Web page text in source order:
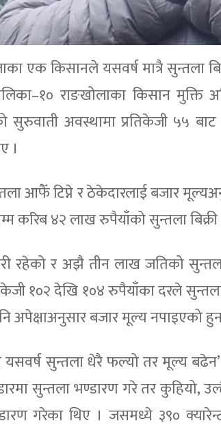
एक किसानले यसवर्ष मात्रै सुन्तला
राङखोलाका किसान
सुरुवाती अवस्थामा प्रतिकेजी ५५
।
आफैँ टिप्ने र ठेकेदारलाई बजार
करिब ४२ लाख रुपैयाँको सुन्तला
रहेको र अझै तीन लाख जतिको
१०२ देखि १०४ रुपैयाँका दरले
अपेक्षाअनुसार बजार मूल्य नपाइएको
यसवर्ष सुन्तला धेरै फल्यो तर मूल्य
सुन्तला भण्डारण गरे तर कुहियो,
गरेका थिए । जसमध्ये ३९०